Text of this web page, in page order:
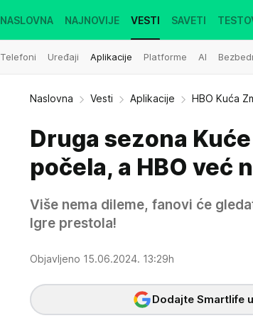
NASLOVNA NAJNOVIJE VESTI
Telefoni Uređaji Aplikacije Platforme AI
SAVETI
Naslovna Vesti Aplikacije HBO Kuća
Druga sezona
počela, a HBO već
Više nema dileme, fanovi će
Igre prestola!
Objavljeno 15.06.2024. 13:29h
Dodajte Smartlife